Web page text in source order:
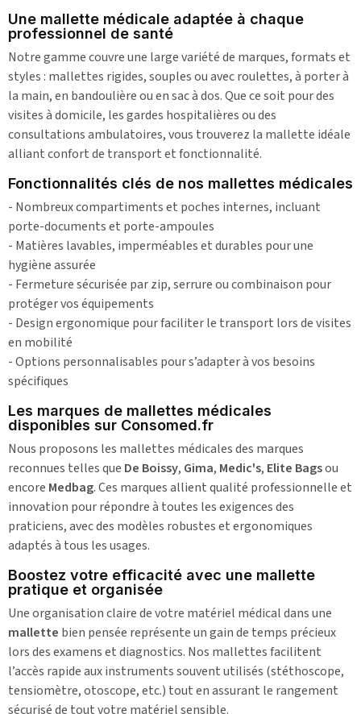
Une mallette médicale adaptée à chaque
professionnel de santé
Notre gamme couvre une large variété de marques, formats et
styles : mallettes rigides, souples ou avec roulettes, à porter à
la main, en bandoulière ou en sac à dos. Que ce soit pour des
visites à domicile, les gardes hospitalières ou des
consultations ambulatoires, vous trouverez la mallette idéale
alliant confort de transport et fonctionnalité.
Fonctionnalités clés de nos mallettes médicales
- Nombreux compartiments et poches internes, incluant
porte-documents et porte-ampoules
- Matières lavables, imperméables et durables pour une
hygiène assurée
- Fermeture sécurisée par zip, serrure ou combinaison pour
protéger vos équipements
- Design ergonomique pour faciliter le transport lors de visites
en mobilité
- Options personnalisables pour s’adapter à vos besoins
spécifiques
Les marques de mallettes médicales
disponibles sur Consomed.fr
Nous proposons les mallettes médicales des marques
reconnues telles que De Boissy, Gima, Medic's, Elite Bagsou
encore Medbag. Ces marques allient qualité professionnelle et
innovation pour répondre à toutes les exigences des
praticiens, avec des modèles robustes et ergonomiques
adaptés à tous les usages.
Boostez votre efficacité avec une mallette
pratique et organisée
Une organisation claire de votre matériel médical dans une
mallette bien pensée représente un gain de temps précieux
lors des examens et diagnostics. Nos mallettes facilitent
l’accès rapide aux instruments souvent utilisés (stéthoscope,
tensiomètre, otoscope, etc.) tout en assurant le rangement
sécurisé de tout votre matériel sensible.